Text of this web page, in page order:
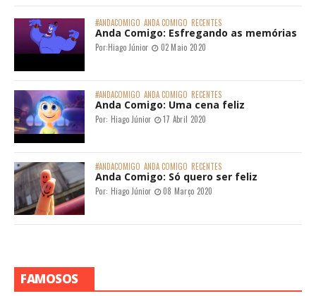
#ANDACOMIGO ANDA COMIGO RECENTES
Anda Comigo: Esfregando as memórias
Por:Hiago Júnior 02 Maio 2020
#ANDACOMIGO ANDA COMIGO RECENTES
Anda Comigo: Uma cena feliz
Por: Hiago Júnior 17 Abril 2020
#ANDACOMIGO ANDA COMIGO RECENTES
Anda Comigo: Só quero ser feliz
Por: Hiago Júnior 08 Março 2020
FAMOSOS